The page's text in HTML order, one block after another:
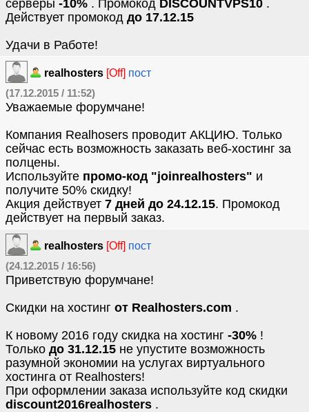
серверы -10% . Промокод DISCOUNTVPS10 .
Действует промокод до 17.12.15
Удачи в Работе!
realhosters [Off] пост
(17.12.2015 / 11:52)
Уважаемые форумчане!
Компания Realhosers проводит АКЦИЮ. Только
сейчас есть возможность заказать веб-хостинг за
полцены.
Используйте промо-код "joinrealhosters" и
получите 50% скидку!
Акция действует 7 дней до 24.12.15. Промокод
действует на первый заказ.
realhosters [Off] пост
(24.12.2015 / 16:56)
Приветствую форумчане!
Скидки на хостинг от Realhosters.com .
К новому 2016 году скидка на хостинг -30% !
Только до 31.12.15 не упустите возможность
разумной экономии на услугах виртуального
хостинга от Realhosters!
При оформлении заказа используйте код скидки
discount2016realhosters .